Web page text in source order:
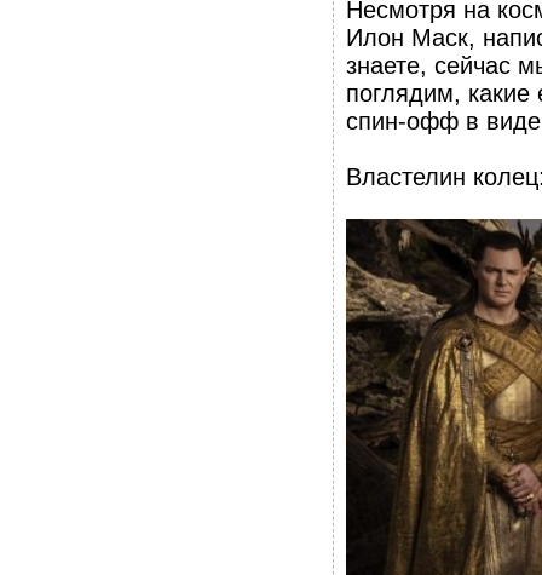
Несмотря на
Илон Маск,
знаете, сейчас
поглядим,
спин-офф в
Властелин